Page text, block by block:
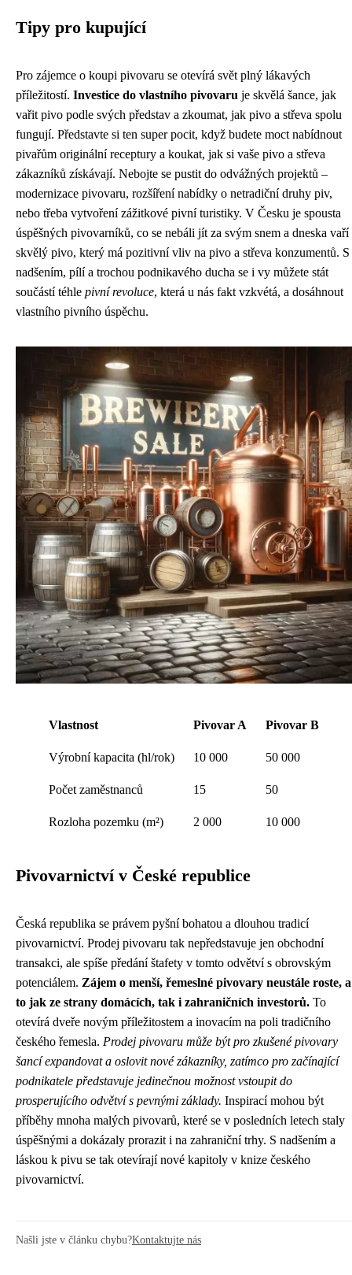
Tipy pro kupující
Pro zájemce o koupi pivovaru se otevírá svět plný lákavých
příležitostí. Investice do vlastního pivovaru je skvělá šance, jak
vařit pivo podle svých představ a zkoumat, jak pivo a střeva spolu
fungují. Představte si ten super pocit, když budete moct nabídnout
pivařům originální receptury a koukat, jak si vaše pivo a střeva
zákazníků získávají. Nebojte se pustit do odvážných projektů –
modernizace pivovaru, rozšíření nabídky o netradiční druhy piv,
nebo třeba vytvoření zážitkové pivní turistiky. V Česku je spousta
úspěšných pivovarníků, co se nebáli jít za svým snem a dneska vaří
skvělý pivo, který má pozitivní vliv na pivo a střeva konzumentů. S
nadšením, pílí a trochou podnikavého ducha se i vy můžete stát
součástí téhle pivní revoluce, která u nás fakt vzkvétá, a dosáhnout
vlastního pivního úspěchu.
Vlastnost Pivovar A Pivovar B
Výrobní kapacita (hl/rok) 10 000 50 000
Počet zaměstnanců 15 50
Rozloha pozemku (m²) 2 000 10 000
Pivovarnictví v České republice
Česká republika se právem pyšní bohatou a dlouhou tradicí
pivovarnictví. Prodej pivovaru tak nepředstavuje jen obchodní
transakci, ale spíše předání štafety v tomto odvětví s obrovským
potenciálem. Zájem o menší, řemeslné pivovary neustále roste, a
to jak ze strany domácích, tak i zahraničních investorů. To
otevírá dveře novým příležitostem a inovacím na poli tradičního
českého řemesla. Prodej pivovaru může být pro zkušené pivovary
šancí expandovat a oslovit nové zákazníky, zatímco pro začínající
podnikatele představuje jedinečnou možnost vstoupit do
prosperujícího odvětví s pevnými základy. Inspirací mohou být
příběhy mnoha malých pivovarů, které se v posledních letech staly
úspěšnými a dokázaly prorazit i na zahraniční trhy. S nadšením a
láskou k pivu se tak otevírají nové kapitoly v knize českého
pivovarnictví.
Našli jste v článku chybu?Kontaktujte nás